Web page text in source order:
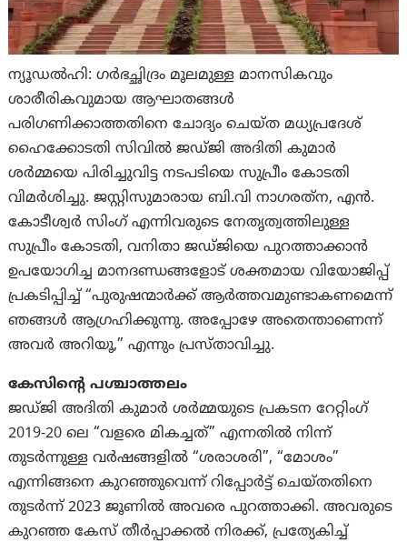
ന്യൂഡല്‍ഹി: ഗർഭച്ഛിദ്രം മൂലമുള്ള മാനസികവും
ശാരീരികവുമായ ആഘാതങ്ങൾ
പരിഗണിക്കാത്തതിനെ ചോദ്യം ചെയ്ത മധ്യപ്രദേശ്
ഹൈക്കോടതി സിവിൽ ജഡ്ജി അദിതി കുമാർ
ശർമ്മയെ പിരിച്ചുവിട്ട നടപടിയെ സുപ്രീം കോടതി
വിമർശിച്ചു. ജസ്റ്റിസുമാരായ ബി.വി നാഗരത്‌ന, എൻ.
കോടീശ്വർ സിംഗ് എന്നിവരുടെ നേതൃത്വത്തിലുള്ള
സുപ്രീം കോടതി, വനിതാ ജഡ്ജിയെ പുറത്താക്കാൻ
ഉപയോഗിച്ച മാനദണ്ഡങ്ങളോട് ശക്തമായ വിയോജിപ്പ്
പ്രകടിപ്പിച്ച് “പുരുഷന്മാർക്ക് ആർത്തവമുണ്ടാകണമെന്ന്
ഞങ്ങള്‍ ആഗ്രഹിക്കുന്നു. അപ്പോഴേ അതെന്താണെന്ന്
അവർ അറിയൂ,” എന്നും പ്രസ്താവിച്ചു.
കേസിൻ്റെ പശ്ചാത്തലം
ജഡ്ജി അദിതി കുമാർ ശർമ്മയുടെ പ്രകടന റേറ്റിംഗ്
2019-20 ലെ “വളരെ മികച്ചത്” എന്നതിൽ നിന്ന്
തുടർന്നുള്ള വർഷങ്ങളിൽ “ശരാശരി”, “മോശം”
എന്നിങ്ങനെ കുറഞ്ഞുവെന്ന് റിപ്പോർട്ട് ചെയ്തതിനെ
തുടർന്ന് 2023 ജൂണിൽ അവരെ പുറത്താക്കി. അവരുടെ
കുറഞ്ഞ കേസ് തീർപ്പാക്കൽ നിരക്ക്, പ്രത്യേകിച്ച്